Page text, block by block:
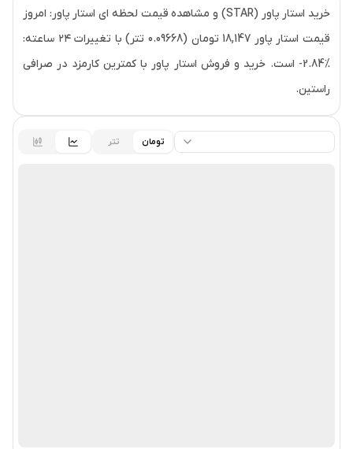
قیمت لحظه‌ایاستار پاور
خرید استار پاور (STAR) و مشاهده قیمت لحظه ای استار پاور: امروز
قیمت استار پاور 18,147 تومان (0.09668 تتر) با تغییرات ۲۴ ساعته:
‎-2.84% است. خرید و فروش استار پاور با کمترین کارمزد در صرافی
راستین.
تومان تتر